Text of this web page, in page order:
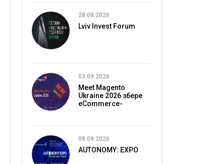
28.08.2026
Lviv Invest Forum
03.09.2026
Meet Magento
Ukraine 2026 збере
eCommerce-
09.09.2026
AUTONOMY: EXPO